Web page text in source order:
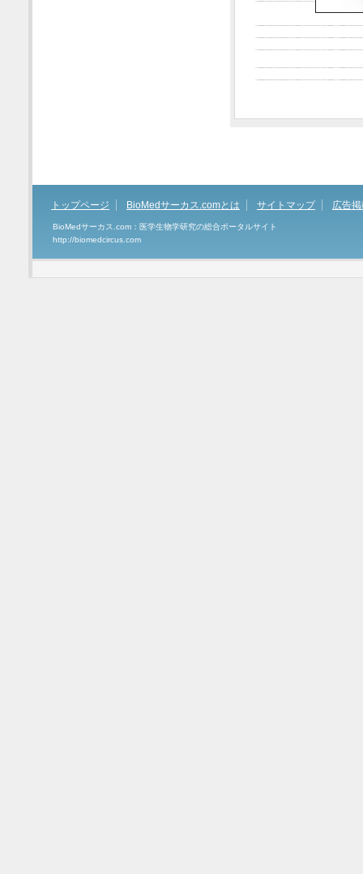
トップページ BioMedサーカス.comとは サイトマップ 広告
BioMedサーカス.com：医学生物学研究の総合ポータルサイト
http://biomedcircus.com